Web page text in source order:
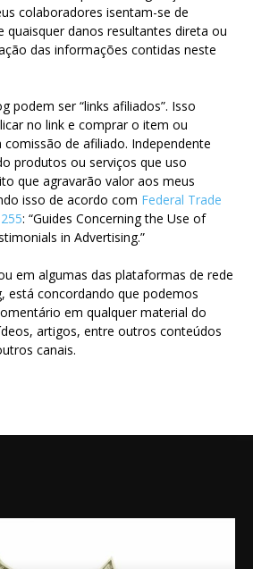
colaboradores isentam-se de
quaisquer danos resultantes direta ou
das informações contidas neste
podem ser “links afiliados”. Isso
no link e comprar o item ou
de afiliado. Independente
produtos ou serviços que uso
que agravarão valor aos meus
isso de acordo com Federal Trade
: “Guides Concerning the Use of
in Advertising.”
em algumas das plataformas de rede
está concordando que podemos
em qualquer material do
artigos, entre outros conteúdos
canais.